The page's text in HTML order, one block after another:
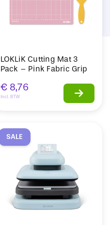
LOKLiK Cutting Mat 3
Pack – Pink Fabric Grip
€8,76
Incl. BTW
SALE